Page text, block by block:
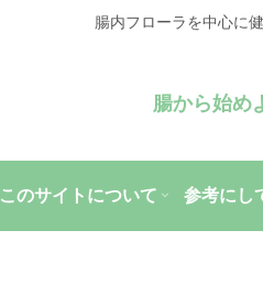
腸内フローラを中心に
腸から始め
このサイトについて 参考にし